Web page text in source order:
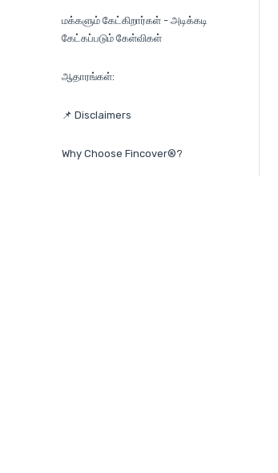
மக்களும் கேட்கிறார்கள் - அடிக்கடி
கேட்கப்படும் கேள்விகள்
ஆதாரங்கள்:
📌 Disclaimers
Why Choose Fincover®?